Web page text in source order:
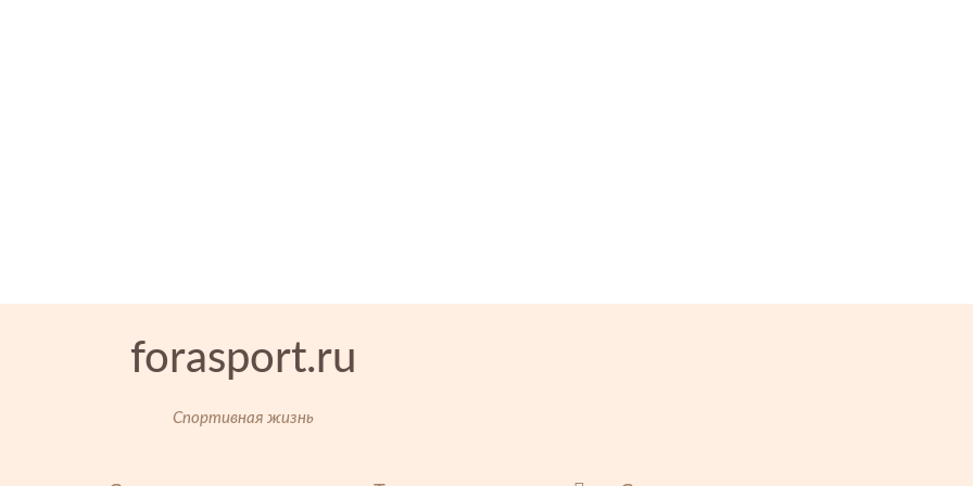
forasport.ru
Спортивная жизнь